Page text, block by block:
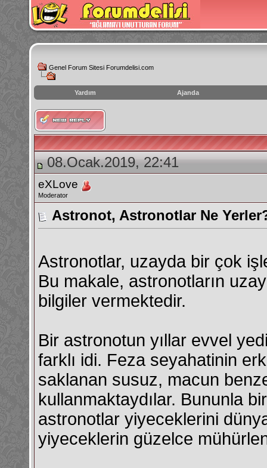
Genel Forum Sitesi Forumdelisi.com
Yardım Ajanda
instagram
izlenme
hilesi
08.Ocak.2019, 22:41
eXLove
Moderator
Astronot, Astronotlar Ne
Astronotlar, uzayda bir çok
Bu makale, astronotların
bilgiler vermektedir.
Bir astronotun yıllar evvel
farklı idi. Feza seyahatinin
saklanan susuz, macun
kullanmaktaydılar. Bununla
astronotlar yiyeceklerini
yiyeceklerin güzelce